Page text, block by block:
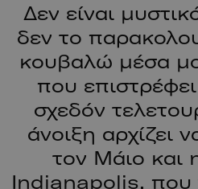
Δεν είναι
δεν το
κουβαλώ μέσα
που
σχεδόν
άνοιξη αρχίζει
τον Μάιο και
Indianapolis, που